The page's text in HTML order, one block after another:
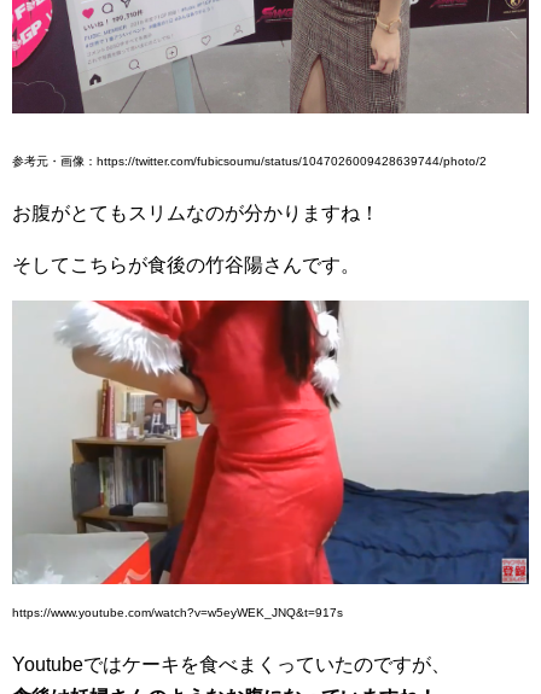
参考元・画像：https://twitter.com/fubicsoumu/status/1047026009428639744/photo/2
お腹がとてもスリムなのが分かりますね！
そしてこちらが食後の竹谷陽さんです。
https://www.youtube.com/watch?v=w5eyWEK_JNQ&t=917s
Youtubeではケーキを食べまくっていたのですが、